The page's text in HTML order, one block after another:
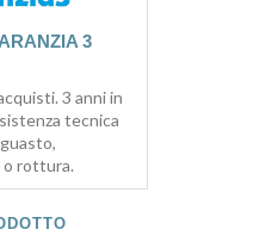
3
3 anni in
tecnica
o rottura.